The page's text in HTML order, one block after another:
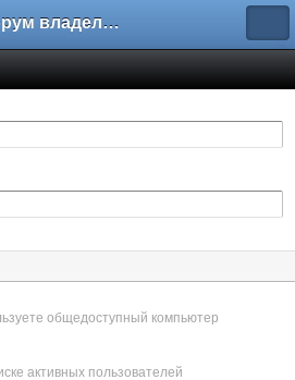
Форум владельцев интернет-магазинов
общедоступный компьютер
активных пользователей